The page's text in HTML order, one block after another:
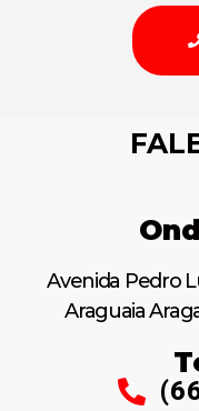
Avenida Pedro
Araguaia